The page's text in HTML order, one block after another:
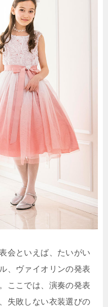
会といえば、たいがい
、ヴァイオリンの発表
ここでは、演奏の発表
失敗しない衣装選びの